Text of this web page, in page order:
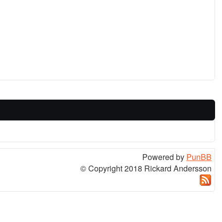
Powered by PunBB
© Copyright 2018 Rickard Andersson